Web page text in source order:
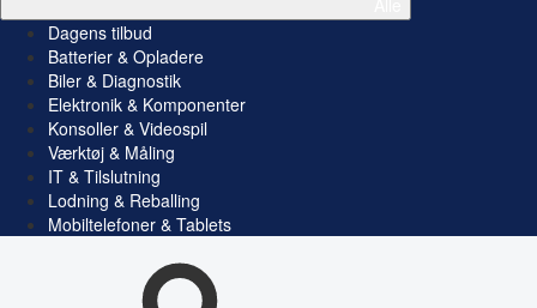
Dagens tilbud
Batterier & Opladere
Biler & Diagnostik
Elektronik & Komponenter
Konsoller & Videospil
Værktøj & Måling
IT & Tilslutning
Lodning & Reballing
Mobiltelefoner & Tablets